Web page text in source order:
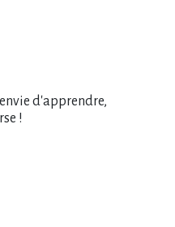
d'apprendre,
!